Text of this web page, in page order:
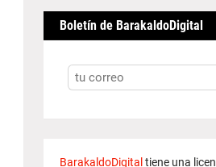
Boletín de BarakaldoDigital
BarakaldoDigital tiene una